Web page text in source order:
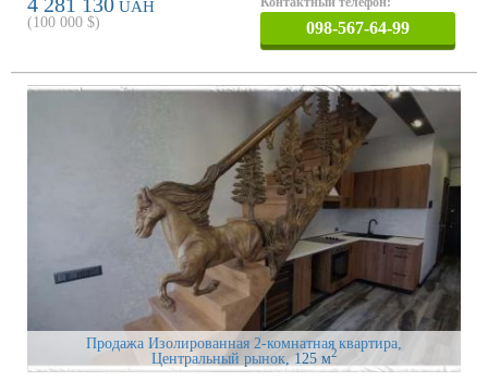
UAH
(100 000 $) 098-567-64-99
Продажа Изолированная 2-комнатная квартира,
Центральный рынок, 125 м2